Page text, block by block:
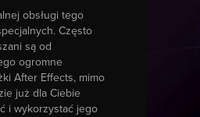
obsługi tego
Często
są od
ogromne
After Effects, mimo
już dla Ciebie
i wykorzystać jego